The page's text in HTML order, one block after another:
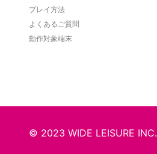
プレイ方法
よくあるご質問
動作対象端末
© 2023 WIDE LEISURE INC.